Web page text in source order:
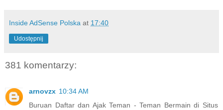
Inside AdSense Polska at 17:40
Udostępnij
381 komentarzy:
arnovzx 10:34 AM
Buruan Daftar dan Ajak Teman - Teman Bermain di Situs